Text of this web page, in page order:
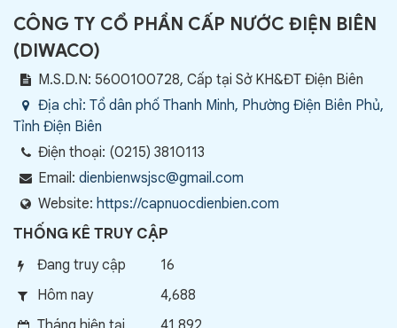
CÔNG TY CỔ PHẦN CẤP NƯỚC ĐIỆN BIÊN
(DIWACO)
M.S.D.N: 5600100728, Cấp tại Sở KH&ĐT Điện Biên
Địa chỉ: Tổ dân phố Thanh Minh, Phường Điện Biên Phủ,
Tỉnh Điện Biên
Điện thoại: (0215) 3810113
Email: dienbienwsjsc@gmail.com
Website: https://capnuocdienbien.com
THỐNG KÊ TRUY CẬP
Đang truy cập
16
Hôm nay
4,688